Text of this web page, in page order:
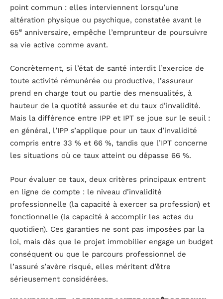
point commun : elles interviennent lorsqu’une
altération physique ou psychique, constatée avant le
65e anniversaire, empêche l’emprunteur de poursuivre
sa vie active comme avant.
Concrètement, si l’état de santé interdit l’exercice de
toute activité rémunérée ou productive, l’assureur
prend en charge tout ou partie des mensualités, à
hauteur de la quotité assurée et du taux d’invalidité.
Mais la différence entre IPP et IPT se joue sur le seuil :
en général, l’IPP s’applique pour un taux d’invalidité
compris entre 33 % et 66 %, tandis que l’IPT concerne
les situations où ce taux atteint ou dépasse 66 %.
Pour évaluer ce taux, deux critères principaux entrent
en ligne de compte : le niveau d’invalidité
professionnelle (la capacité à exercer sa profession) et
fonctionnelle (la capacité à accomplir les actes du
quotidien). Ces garanties ne sont pas imposées par la
loi, mais dès que le projet immobilier engage un budget
conséquent ou que le parcours professionnel de
l’assuré s’avère risqué, elles méritent d’être
sérieusement considérées.